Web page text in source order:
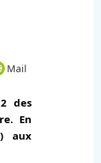
Mail
des
En
aux